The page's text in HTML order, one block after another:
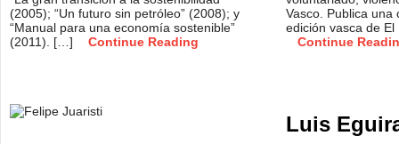
(2005); “Un futuro sin petróleo” (2008); y
“Manual para una economía sostenible”
(2011). […]
Continue Reading
Vasco. Publica una
edición vasca de
Continue
Luis